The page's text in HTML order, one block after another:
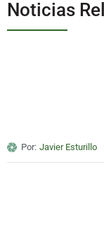
Noticias
Por: Javier Esturillo